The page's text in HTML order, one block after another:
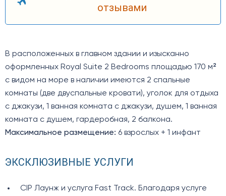
отзывами
В расположенных в главном здании и изысканно
оформленных Royal Suite 2 Bedrooms площадью 170 м²
с видом на море в наличии имеются 2 спальные
комнаты (две двуспальные кровати), уголок для отдыха
с джакузи, 1 ванная комната с джакузи, душем, 1 ванная
комната с душем, гардеробная, 2 балкона.
Максимальное размещение: 6 взрослых + 1 инфант
ЭКСКЛЮЗИВНЫЕ УСЛУГИ
CIP Лаунж и услуга Fast Track. Благодаря услуге